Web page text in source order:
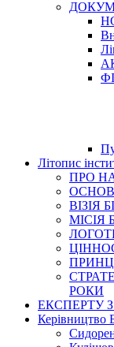
Літопис
ПРО
ВІЗІЯ
МІСІЯ
РОКИ
ЕКСПЕРТУ
Керівництво